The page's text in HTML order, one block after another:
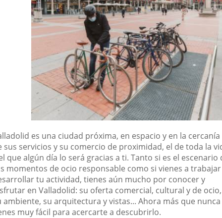
es una ciudad próxima, en espacio y en la cercanía
sus servicios y su comercio de proximidad, el de toda la
que algún día lo será gracias a ti. Tanto si es el escenario
momentos de ocio responsable como si vienes a
tu actividad, tienes aún mucho por conocer y
en Valladolid: su oferta comercial, cultural y de ocio,
ambiente, su arquitectura y vistas... Ahora más que
muy fácil para acercarte a descubrirlo.